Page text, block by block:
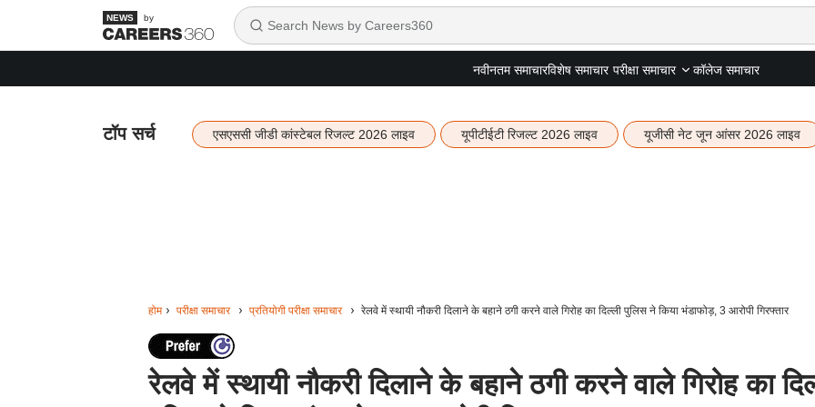
by
नवीनतम समाचारविशेष समाचार परीक्षा समाचार कॉलेज समाचार
टॉप सर्च एसएससी जीडी कांस्टेबल रिजल्ट 2026 लाइव यूपीटीईटी रिजल्ट 2026 लाइव यूजीसी नेट जून आंसर 2026 लाइव
होम परीक्षा समाचार प्रतियोगी परीक्षा समाचार रेलवे में स्थायी नौकरी दिलाने के बहाने ठगी करने वाले गिरोह का दिल्ली पुलिस ने किया भंडाफोड़, 3 आरोपी गिरफ्तार
रेलवे में स्थायी नौकरी दिलाने के बहाने ठगी करने वाले गिरोह का